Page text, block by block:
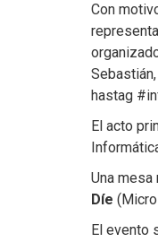
Con
hastag
El acto
Una mesa
Díe
El evento